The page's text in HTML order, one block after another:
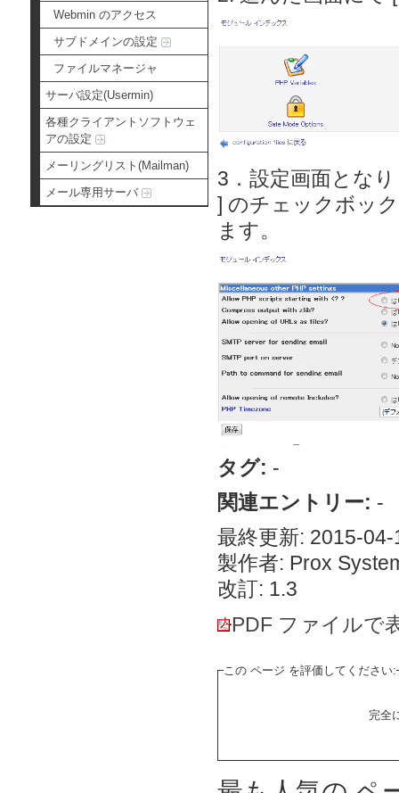
Webmin のアクセス
サブドメインの設定
ファイルマネージャ
サーバ設定(Usermin)
各種クライアントソフトウェ
アの設定
メーリングリスト(Mailman)
メール専用サーバ
3．設定画面とな
] のチェックボッ
ます。
タグ: -
関連エントリー: -
最終更新: 2015-
製作者: Prox
改訂: 1.3
PDF ファイルで
この ページ を評価してください:
完全